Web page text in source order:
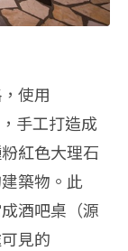
使用
手工打造成
紅色大理石
築物。此
酒吧桌（源
見的